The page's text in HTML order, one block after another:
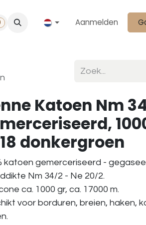
Aanmelden
Katoen Nm
donkergroen
katoen gemerceriseerd -
Nm 34/2 - Ne 20/2.
ca. 1000 gr, ca. 17000 m.
voor borduren, breien, haken,